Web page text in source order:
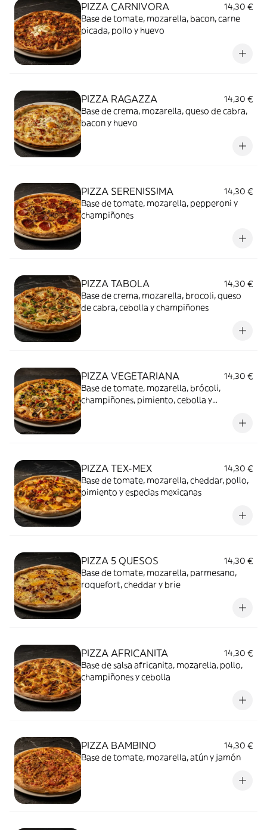
PIZZA CARNIVORA
14,30 €
Base de tomate, mozarella, bacon, carne
picada, pollo y huevo
PIZZA RAGAZZA
14,30 €
Base de crema, mozarella, queso de cabra,
bacon y huevo
PIZZA SERENISSIMA
14,30 €
Base de tomate, mozarella, pepperoni y
champiñones
PIZZA TABOLA
14,30 €
Base de crema, mozarella, brocoli, queso
de cabra, cebolla y champiñones
PIZZA VEGETARIANA
14,30 €
Base de tomate, mozarella, brócoli,
champiñones, pimiento, cebolla y
PIZZA TEX-MEX
14,30 €
Base de tomate, mozarella, cheddar, pollo,
pimiento y especias mexicanas
PIZZA 5 QUESOS
14,30 €
Base de tomate, mozarella, parmesano,
roquefort, cheddar y brie
PIZZA AFRICANITA
14,30 €
Base de salsa africanita, mozarella, pollo,
champiñones y cebolla
PIZZA BAMBINO
14,30 €
Base de tomate, mozarella, atún y jamón